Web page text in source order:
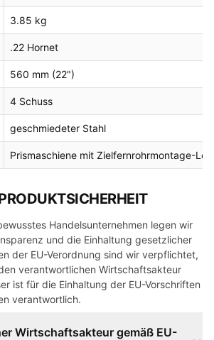
3.85 kg
.22 Hornet
560 mm (22")
4 Schuss
geschmiedeter Stahl
Prismaschiene mit Zielfernrohrmontage-
Handelsunternehmen legen wir
und die Einhaltung gesetzlicher
der EU-Verordnung sind wir verpflichtet,
verantwortlichen Wirtschaftsakteur
ist für die Einhaltung der EU-Vorschriften
verantwortlich.
Wirtschaftsakteur gemäß EU-